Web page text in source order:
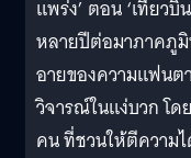
แพร่ง’ ตอน ‘เที่ยวบิ
หลายปีต่อมาภาคภู
อายของความแฟนต
วิจารณ์ในแง่บวก โด
คน ที่ชวนให้ตีความ